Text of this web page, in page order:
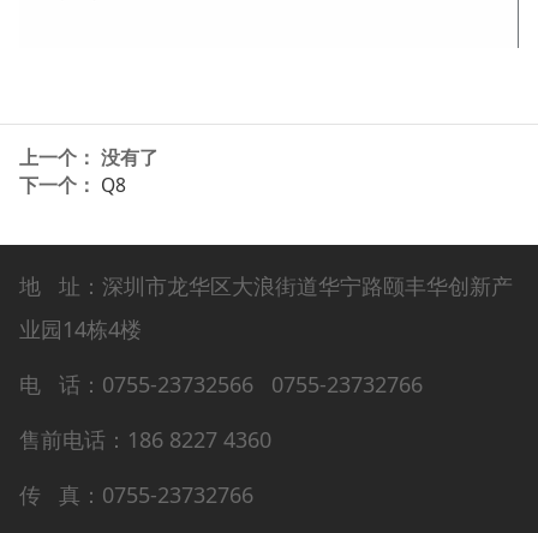
上一个： 没有了
下一个： Q8
地 址：深圳市龙华区大浪街道华宁路颐丰华创新产
业园14栋4楼
电 话：0755-23732566 0755-23732766
售前电话：186 8227 4360
传 真：0755-23732766